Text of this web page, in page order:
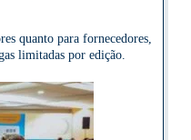
quanto para fornecedores,
limitadas por edição.